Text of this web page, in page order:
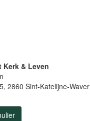
Kerk & Leven
2860 Sint-Katelijne-Waver